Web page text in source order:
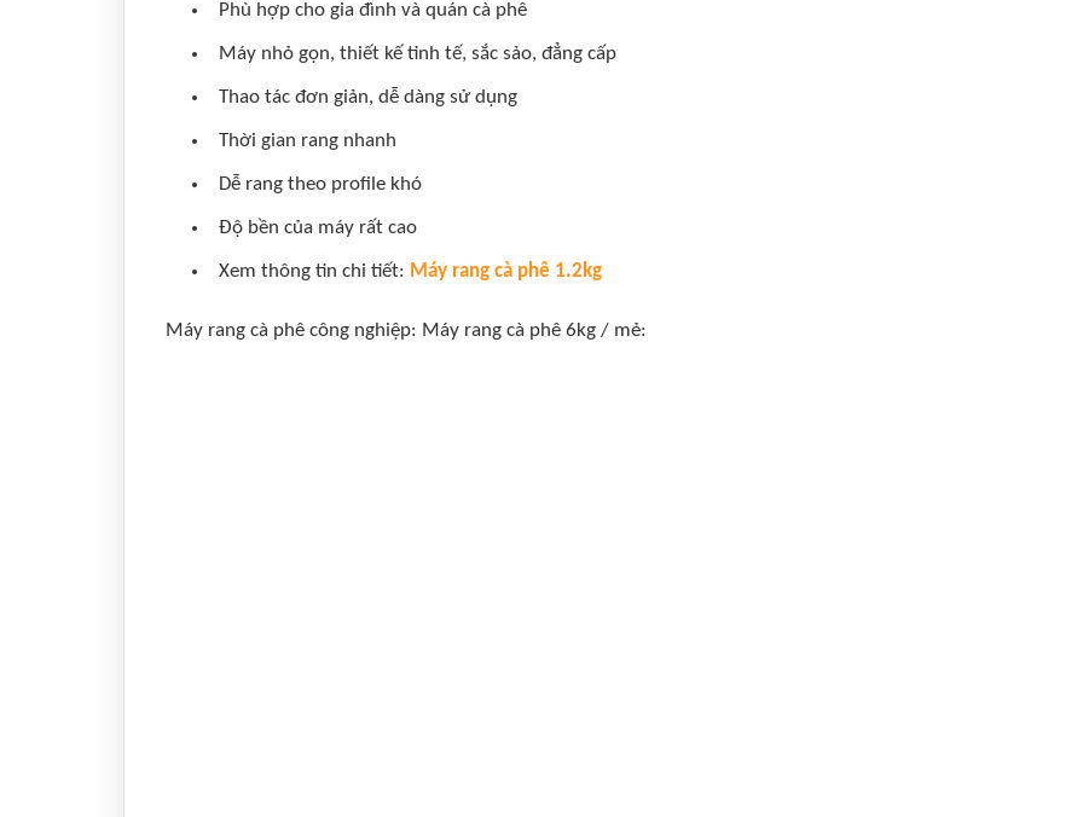
Phù hợp cho gia đình và quán cà phê
Máy nhỏ gọn, thiết kế tinh tế, sắc sảo, đẳng cấp
Thao tác đơn giản, dễ dàng sử dụng
Thời gian rang nhanh
Dễ rang theo profile khó
Độ bền của máy rất cao
Xem thông tin chi tiết: Máy rang cà phê 1.2kg
Máy rang cà phê công nghiệp: Máy rang cà phê 6kg / mẻ: